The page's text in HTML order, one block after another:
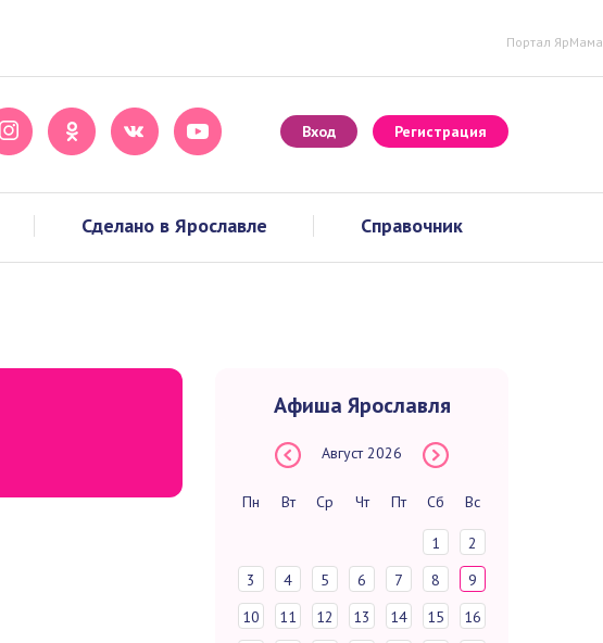
Портал ЯрМама
Вход Регистрация
Сделано в Ярославле Справочник
Афиша Ярославля
Август 2026
Пн Вт Ср Чт Пт Сб Вс
1
2
3
4 5 6 7 8
9
10
11 12 13 14 15
16